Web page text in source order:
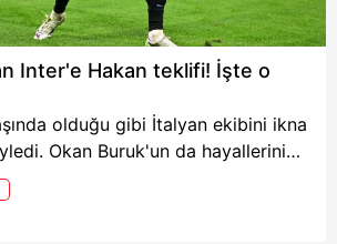
Inter'e Hakan teklifi! İşte o
olduğu gibi İtalyan ekibini ikna
Okan Buruk'un da hayallerini
oyuncu için heyecanlı bir bekleyiş
12 milyon Euro seviyesinde
razı.